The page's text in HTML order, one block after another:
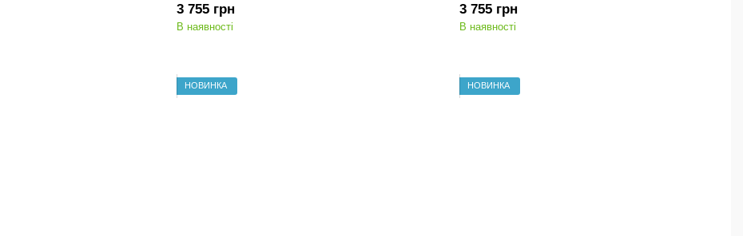
3 755 грн
В наявності
3 755 грн
В наявності
НОВИНКА НОВИНКА